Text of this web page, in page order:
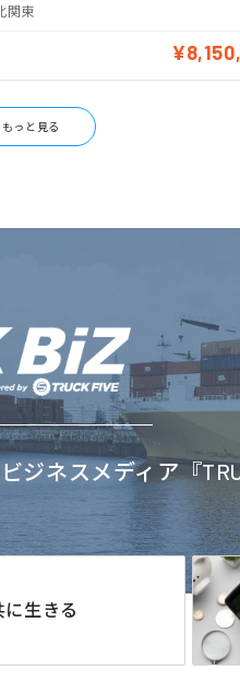
関東
っと見る
ジネスメディア『
に生きる